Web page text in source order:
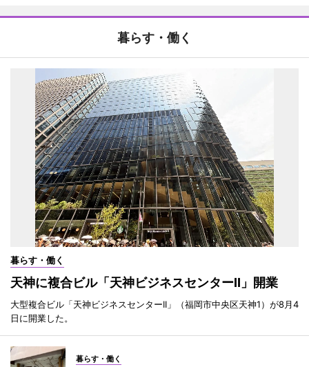
暮らす・働く
暮らす・働く
天神に複合ビル「天神ビジネスセンターII」開業
大型複合ビル「天神ビジネスセンターII」（福岡市中央区天神1）が8月4
日に開業した。
暮らす・働く